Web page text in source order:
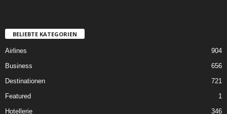
BELIEBTE KATEGORIEN
Airlines
904
Business
656
Destinationen
721
Featured
1
Hotellerie
346